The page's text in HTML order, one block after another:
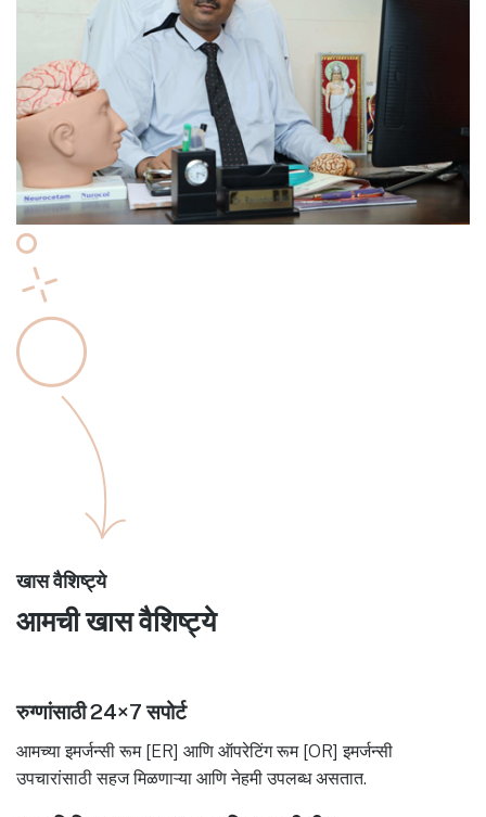
खास वैशिष्ट्ये
आमची खास वैशिष्ट्ये
रुग्णांसाठी 24×7 सपोर्ट
आमच्या इमर्जन्सी रूम [ER] आणि ऑपरेटिंग रूम [OR] इमर्जन्सी
उपचारांसाठी सहज मिळणाऱ्या आणि नेहमी उपलब्ध असतात.